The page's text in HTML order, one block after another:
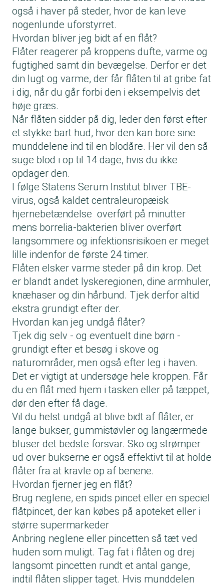
også i haver på steder, hvor de kan leve
nogenlunde uforstyrret.
Hvordan bliver jeg bidt af en flåt?
Flåter reagerer på kroppens dufte, varme og
fugtighed samt din bevægelse. Derfor er det
din lugt og varme, der får flåten til at gribe fat
i dig, når du går forbi den i eksempelvis det
høje græs.
Når flåten sidder på dig, leder den først efter
et stykke bart hud, hvor den kan bore sine
munddelene ind til en blodåre. Her vil den så
suge blod i op til 14 dage, hvis du ikke
opdager den.
I følge Statens Serum Institut bliver TBE-
virus, også kaldet centraleuropæisk
hjernebetændelse overført på minutter
mens borrelia-bakterien bliver overført
langsommere og infektionsrisikoen er meget
lille indenfor de første 24 timer.
Flåten elsker varme steder på din krop. Det
er blandt andet lyskeregionen, dine armhuler,
knæhaser og din hårbund. Tjek derfor altid
ekstra grundigt efter der.
Hvordan kan jeg undgå flåter?
Tjek dig selv - og eventuelt dine børn -
grundigt efter et besøg i skove og
naturområder, men også efter leg i haven.
Det er vigtigt at undersøge hele kroppen. Får
du en flåt med hjem i tasken eller på tæppet,
dør den efter få dage.
Vil du helst undgå at blive bidt af flåter, er
lange bukser, gummistøvler og langærmede
bluser det bedste forsvar. Sko og strømper
ud over bukserne er også effektivt til at holde
flåter fra at kravle op af benene.
Hvordan fjerner jeg en flåt?
Brug neglene, en spids pincet eller en speciel
flåtpincet, der kan købes på apoteket eller i
større supermarkeder
Anbring neglene eller pincetten så tæt ved
huden som muligt. Tag fat i flåten og drej
langsomt pincetten rundt et antal gange,
indtil flåten slipper taget. Hvis munddelen